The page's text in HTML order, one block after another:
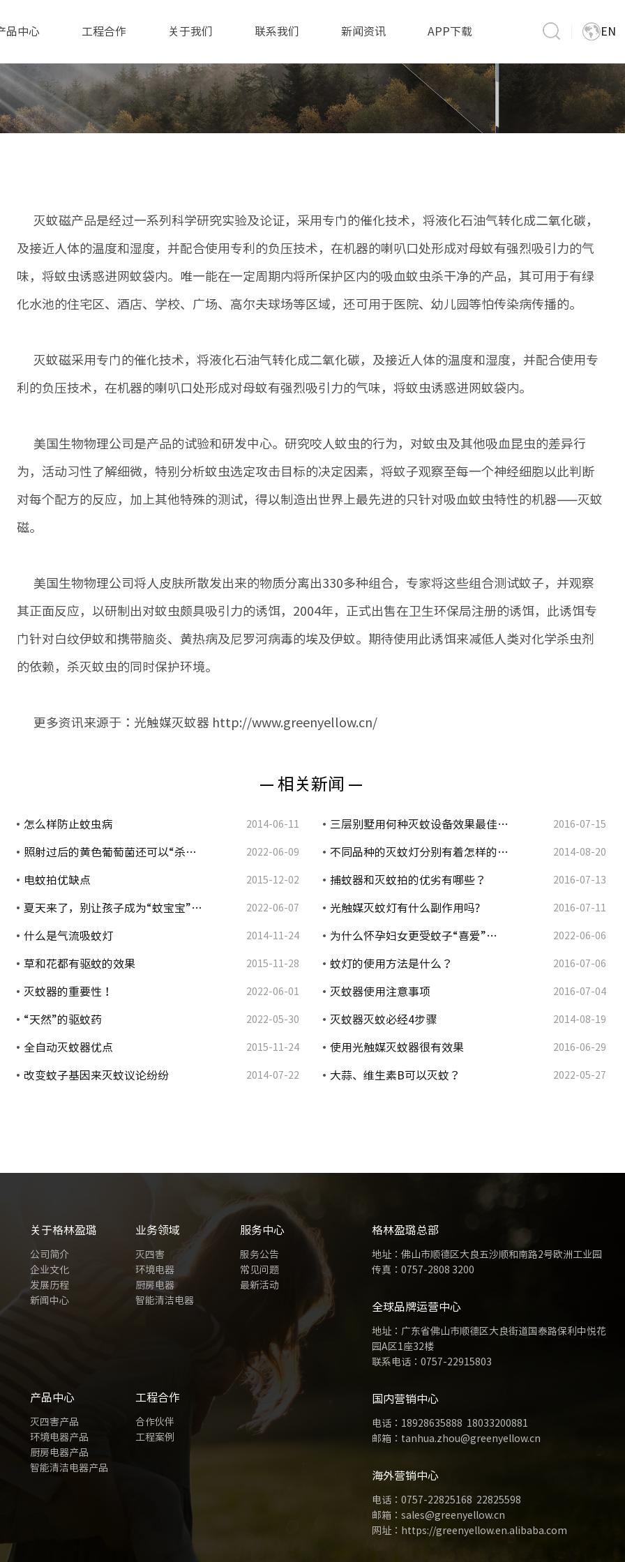
品中心 工程合作 关于我们 联系我们 新闻资讯 APP下载 EN
灭蚊磁产品是经过一系列科学研究实验及论证，采用专门的催化技术，将液化石油气转化成二氧化碳，
及接近人体的温度和湿度，并配合使用专利的负压技术，在机器的喇叭口处形成对母蚊有强烈吸引力的气
味，将蚊虫诱惑进网蚊袋内。唯一能在一定周期内将所保护区内的吸血蚊虫杀干净的产品，其可用于有绿
化水池的住宅区、酒店、学校、广场、高尔夫球场等区域，还可用于医院、幼儿园等怕传染病传播的。
灭蚊磁采用专门的催化技术，将液化石油气转化成二氧化碳，及接近人体的温度和湿度，并配合使用专
利的负压技术，在机器的喇叭口处形成对母蚊有强烈吸引力的气味，将蚊虫诱惑进网蚊袋内。
美国生物物理公司是产品的试验和研发中心。研究咬人蚊虫的行为，对蚊虫及其他吸血昆虫的差异行
为，活动习性了解细微，特别分析蚊虫选定攻击目标的决定因素，将蚊子观察至每一个神经细胞以此判断
对每个配方的反应，加上其他特殊的测试，得以制造出世界上最先进的只针对吸血蚊虫特性的机器——灭蚊
磁。
美国生物物理公司将人皮肤所散发出来的物质分离出330多种组合，专家将这些组合测试蚊子，并观察
其正面反应，以研制出对蚊虫颇具吸引力的诱饵，2004年，正式出售在卫生环保局注册的诱饵，此诱饵专
门针对白纹伊蚊和携带脑炎、黄热病及尼罗河病毒的埃及伊蚊。期待使用此诱饵来减低人类对化学杀虫剂
的依赖，杀灭蚊虫的同时保护环境。
更多资讯来源于：光触媒灭蚊器 http://www.greenyellow.cn/
— 相关新闻 —
怎么样防止蚊虫病 2014-06-11 三层别墅用何种灭蚊设备效果最佳… 2016-07-15
照射过后的黄色葡萄菌还可以“杀… 2022-06-09 不同品种的灭蚊灯分别有着怎样的… 2014-08-20
电蚊拍优缺点 2015-12-02 捕蚊器和灭蚊拍的优劣有哪些？ 2016-07-13
夏天来了，别让孩子成为“蚊宝宝”… 2022-06-07 光触媒灭蚊灯有什么副作用吗? 2016-07-11
什么是气流吸蚊灯 2014-11-24 为什么怀孕妇女更受蚊子“喜爱”… 2022-06-06
草和花都有驱蚊的效果 2015-11-28 蚊灯的使用方法是什么？ 2016-07-06
灭蚊器的重要性！ 2022-06-01 灭蚊器使用注意事项 2016-07-04
“天然”的驱蚊药 2022-05-30 灭蚊器灭蚊必经4步骤 2014-08-19
全自动灭蚊器优点 2015-11-24 使用光触媒灭蚊器很有效果 2016-06-29
改变蚊子基因来灭蚊议论纷纷 2014-07-22 大蒜、维生素B可以灭蚊？ 2022-05-27
关于格林盈璐
公司简介
企业文化
发展历程
新闻中心
业务领域
灭四害
环境电器
厨房电器
智能清洁电器
服务中心
服务公告
常见问题
最新活动
产品中心
灭四害产品
环境电器产品
厨房电器产品
智能清洁电器产品
工程合作
合作伙伴
工程案例
格林盈璐总部
地址：佛山市顺德区大良五沙顺和南路2号欧洲工业园
传真：0757-2808 3200
全球品牌运营中心
地址：广东省佛山市顺德区大良街道国泰路保利中悦花
园A区1座32楼
联系电话：0757-22915803
国内营销中心
电话： 18928635888 18033200881
邮箱：tanhua.zhou@greenyellow.cn
海外营销中心
电话：0757-22825168 22825598
邮箱：sales@greenyellow.cn
网址：https://greenyellow.en.alibaba.com